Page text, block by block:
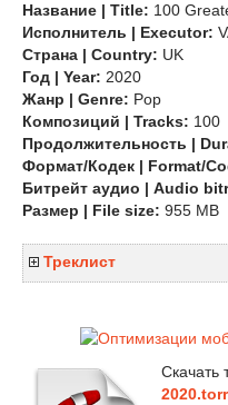
Название | Title: 100
Исполнитель | Executor:
Страна | Country: UK
Год | Year: 2020
Жанр | Genre: Pop
Композиций | Tracks: 100
Продолжительность |
Формат/Кодек | Format/
Битрейт аудио | Audio
Размер | File size: 955 MB
Треклист
Скачать